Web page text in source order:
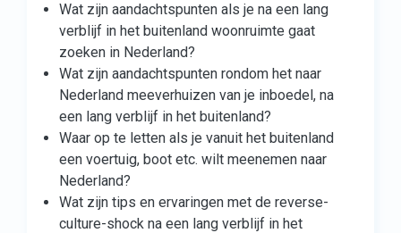
Wat zijn aandachtspunten als je na een lang
verblijf in het buitenland woonruimte gaat
zoeken in Nederland?
Wat zijn aandachtspunten rondom het naar
Nederland meeverhuizen van je inboedel, na
een lang verblijf in het buitenland?
Waar op te letten als je vanuit het buitenland
een voertuig, boot etc. wilt meenemen naar
Nederland?
Wat zijn tips en ervaringen met de reverse-
culture-shock na een lang verblijf in het